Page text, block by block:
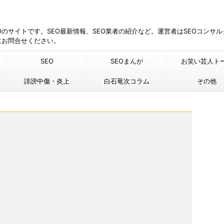
サイトです。SEO最新情報、SEO業者の紹介など。運営者はSEOコンサ
問合せください。
SEO SEOまんが お笑い芸人ト
誹謗中傷・炎上 白石竜次コラム その他